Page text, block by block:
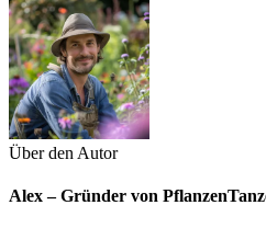
Über den Autor
Alex – Gründer von